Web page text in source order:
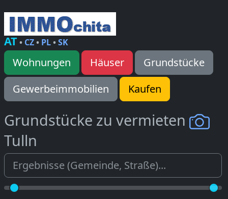
AT• CZ• PL•SK
Wohnungen Häuser
Grundstücke
Gewerbeimmobilien
Kaufen
Grundstücke zu vermieten
Tulln